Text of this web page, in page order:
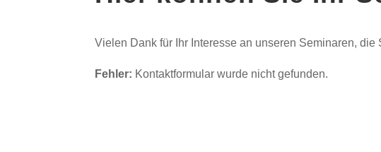
Vielen Dank für Ihr Interesse an unseren Seminaren,
Fehler: Kontaktformular wurde nicht gefunden.